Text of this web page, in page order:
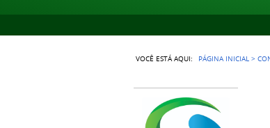
VOCÊ ESTÁ AQUI: PÁGINA INICIAL >